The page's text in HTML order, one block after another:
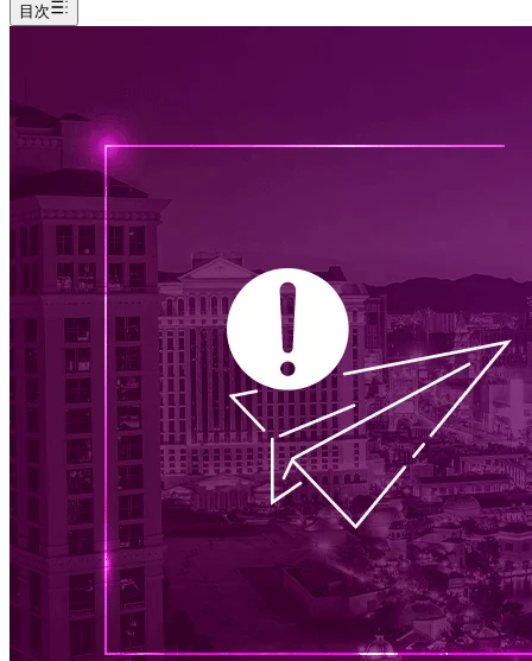
目次